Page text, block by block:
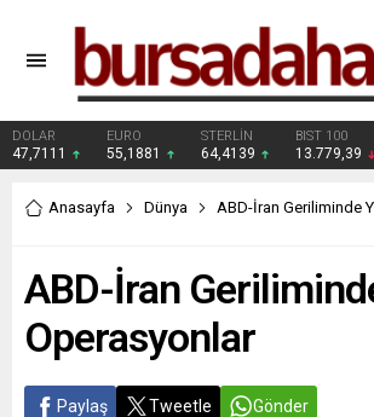
DOLAR
47,7111
EURO
55,1881
STERLİN
64,4139
BIST 100
13.779,39
Anasayfa Dünya ABD-İran Geriliminde
ABD-İran
Operasyonlar
Paylaş Tweetle Gönder